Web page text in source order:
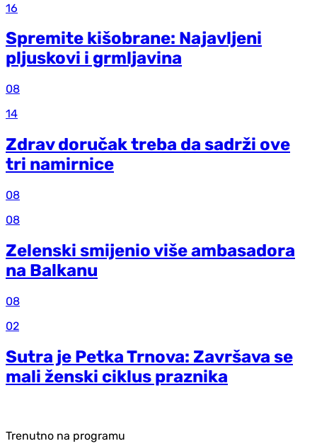
16
Spremite kišobrane: Najavljeni
pljuskovi i grmljavina
08
14
Zdrav doručak treba da sadrži ove
tri namirnice
08
08
Zelenski smijenio više ambasadora
na Balkanu
08
02
Sutra je Petka Trnova: Završava se
mali ženski ciklus praznika
Trenutno na programu